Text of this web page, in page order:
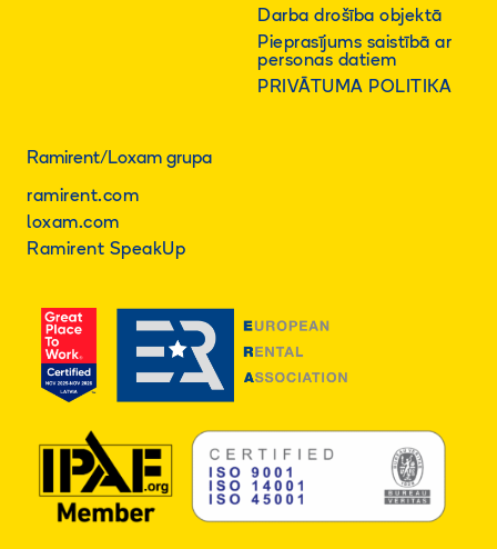
Darba drošība objektā
Pieprasījums saistībā ar
personas datiem
PRIVĀTUMA POLITIKA
Ramirent/Loxam grupa
ramirent.com
loxam.com
Ramirent SpeakUp